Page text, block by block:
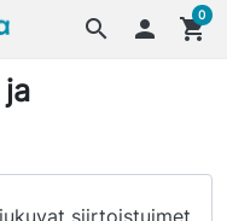
search  shopping_cart
0
siirtoistuimet